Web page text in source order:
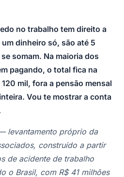
no trabalho tem direito a
dinheiro só, são até 5
somam. Na maioria dos
pagando, o total fica na
mil, fora a pensão mensal
Vou te mostrar a conta
levantamento próprio da
construído a partir
de acidente de trabalho
o Brasil, com R$ 41 milhões